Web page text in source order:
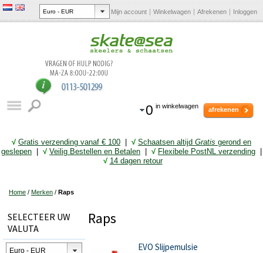
Mijn account Winkelwagen Afrekenen Inloggen
0 in winkelwagen afrekenen
√ Gratis verzending vanaf € 100 √ Schaatsen altijd Gratis gerond en
geslepen
√ Veilig Bestellen en Betalen √ Flexibele PostNL verzending
√ 14 dagen retour
Home / Merken / Raps
Raps
EVO Slijpemulsie
SELECTEER UW
VALUTA